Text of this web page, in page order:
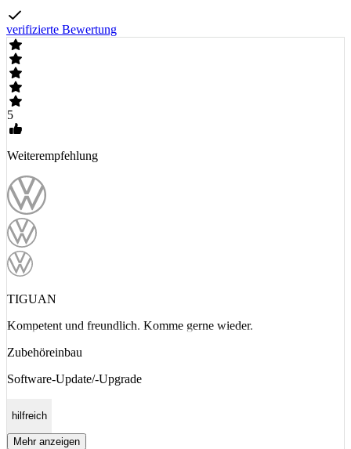
verifizierte Bewertung
5
Weiterempfehlung
TIGUAN
Kompetent und freundlich. Komme gerne wieder.
Zubehöreinbau
Software-Update/-Upgrade
hilfreich
Mehr anzeigen